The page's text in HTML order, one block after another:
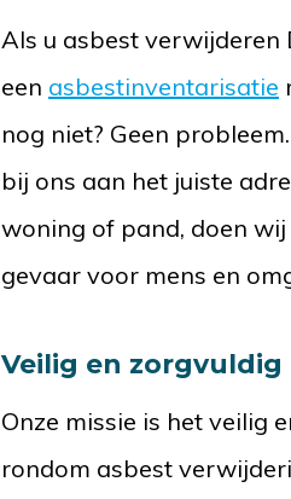
Als u asbest verwijderen
een asbestinventarisatie
nog niet? Geen
bij ons aan het juiste
woning of pand, doen
gevaar voor mens en
Veilig en zorgvuldig
Onze missie is het veilig
rondom asbest